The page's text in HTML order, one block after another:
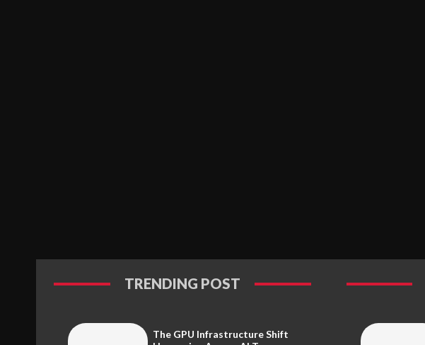
TRENDING POST
The GPU Infrastructure Shift